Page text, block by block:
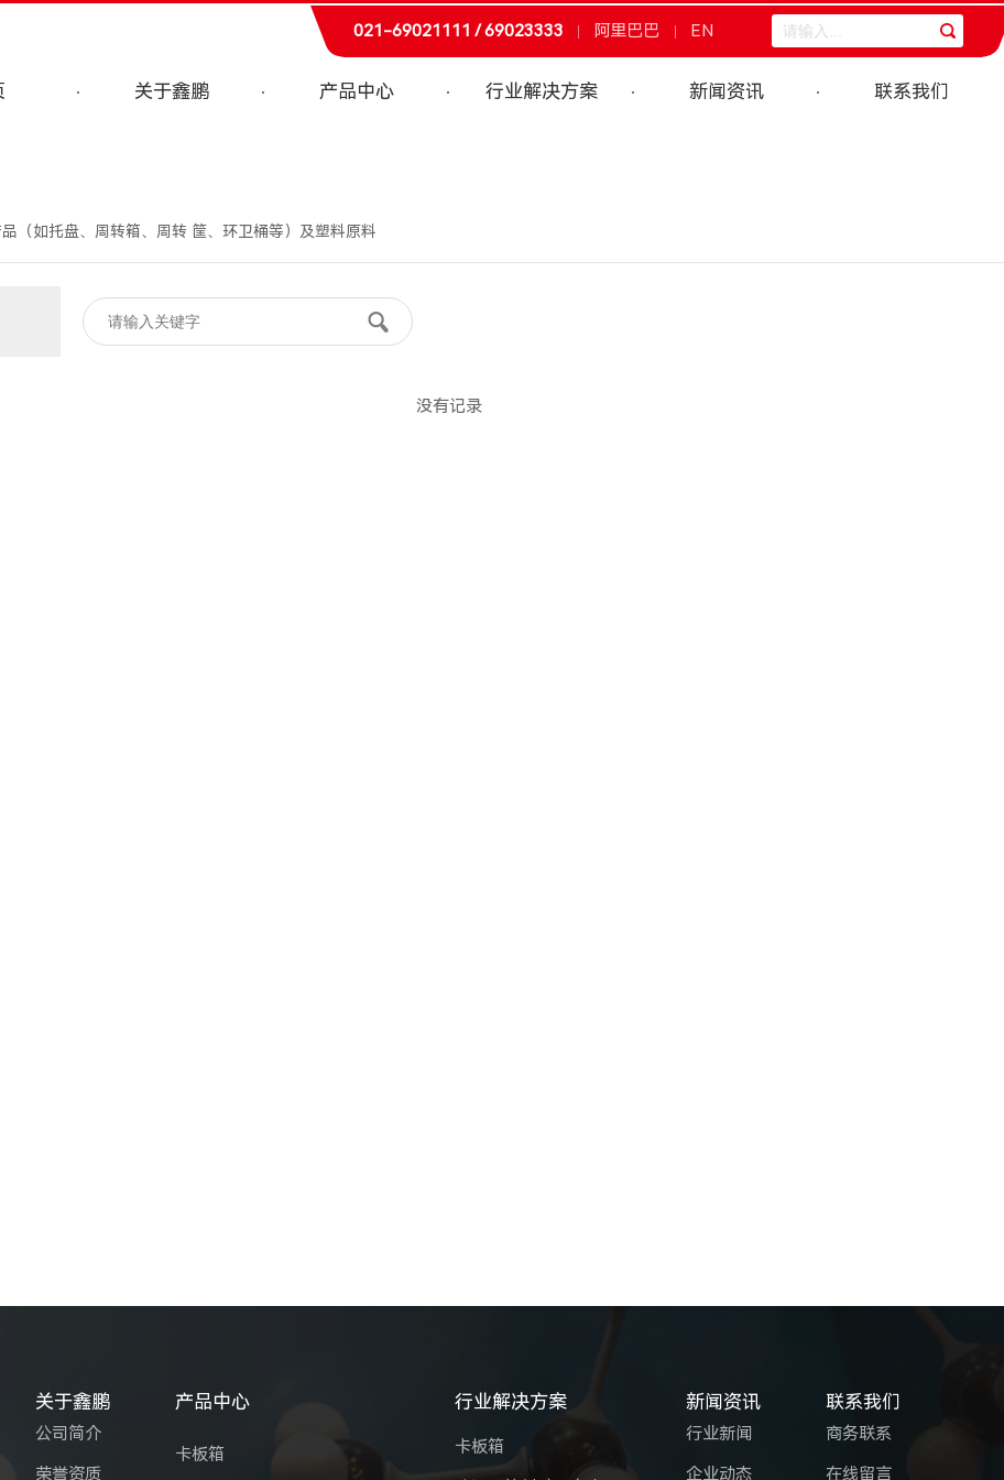
021-69021111 / 69023333 阿里巴巴 EN
关于鑫鹏 产品中心 行业解决方案 新闻资讯 联系我们
（如托盘、周转箱、周转 筐、环卫桶等）及塑料原料
没有记录
关于鑫鹏
公司简介
荣誉资质
产品中心
卡板箱
行业解决方案
卡板箱
新闻资讯
行业新闻
企业动态
联系我们
商务联系
在线留言